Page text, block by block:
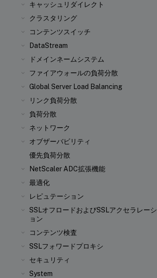
キャッシュリダイレクト
クラスタリング
コンテンツスイッチ
DataStream
ドメインネームシステム
ファイアウォールの負荷分散
Global Server Load Balancing
リンク負荷分散
負荷分散
ネットワーク
オブザーバビリティ
優先負荷分散
NetScaler ADC拡張機能
最適化
レピュテーション
SSLオフロードおよびSSLアクセラレーシ
ョン
コンテンツ検査
SSLフォワードプロキシ
セキュリティ
System